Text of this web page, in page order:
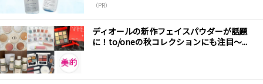
（PR）
ディオールの新作フェイスパウダーが話題
に！to/oneの秋コレクションにも注目～...